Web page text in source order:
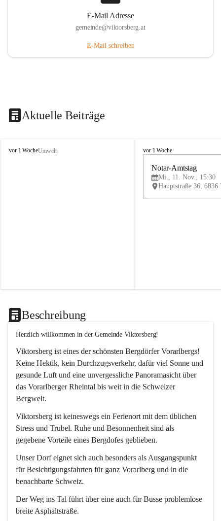
E-Mail Adresse
gemeinde@viktorsberg.at
E-Mail schreiben
Aktuelle Beiträge
V
vor 1 WocheUmwelt
V
vor 1 Woche
Notar-Amtstag
Mi., 11. Nov., 15:30
Beschreibung
Herzlich willkommen in der Gemeinde Viktorsberg!
Viktorsberg ist eines der schönsten Bergdörfer Vorarlbergs!
Keine Hektik, kein Durchzugsverkehr, dafür viel Sonne und
gesunde Luft und eine unvergessliche Panoramasicht über
das Vorarlberger Rheintal bis weit in die Schweizer
Bergwelt.
Viktorsberg ist keineswegs ein Ferienort mit dem üblichen
Stress und Trubel. Ruhe und Besonnenheit sind als
gegebene Vorteile eines Bergdofes geblieben.
Unser Dorf eignet sich auch besonders als Ausgangspunkt
für Besichtigungsfahrten für ganz Vorarlberg und in die
benachbarte Schweiz.
Der Weg ins Tal führt über eine auch für Busse problemlose
breite Asphaltstraße.